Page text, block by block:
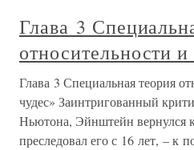
Глава 3
относительности
Глава 3 Специальная теория
чудес» Заинтригованный
Ньютона, Эйнштейн вернулся
преследовал его с 16 лет, – к